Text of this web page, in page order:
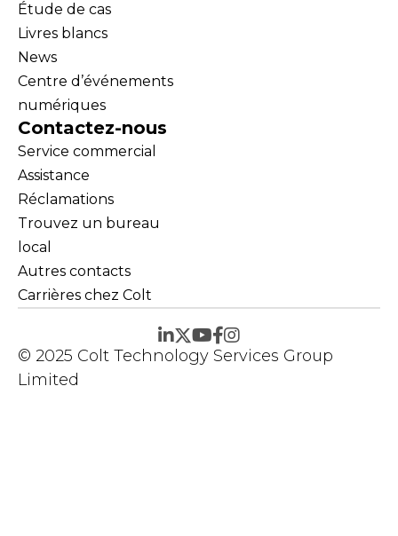
Étude de cas
Livres blancs
News
Centre d’événements
numériques
Contactez-nous
Service commercial
Assistance
Réclamations
Trouvez un bureau
local
Autres contacts
Carrières chez Colt
© 2025 Colt Technology Services Group
Limited